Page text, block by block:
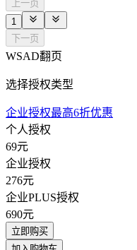
上一页
1
下一页
WSAD翻页
选择授权类型
企业授权最高6折优惠
个人授权
69元
企业授权
276元
企业PLUS授权
690元
立即购买